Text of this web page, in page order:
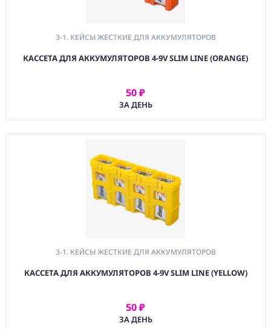
3-1. КЕЙСЫ ЖЕСТКИЕ ДЛЯ АККУМУЛЯТОРОВ
КАССЕТА ДЛЯ АККУМУЛЯТОРОВ 4-9V SLIM LINE (ORANGE)
50 ₽
ЗА ДЕНЬ
АРЕНДОВАТЬ
3-1. КЕЙСЫ ЖЕСТКИЕ ДЛЯ АККУМУЛЯТОРОВ
КАССЕТА ДЛЯ АККУМУЛЯТОРОВ 4-9V SLIM LINE (YELLOW)
50 ₽
ЗА ДЕНЬ
АРЕНДОВАТЬ